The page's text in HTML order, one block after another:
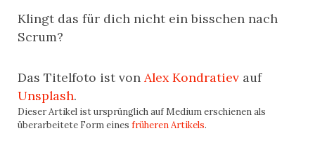
Klingt das für dich nicht ein bisschen nach
Scrum?
Das Titelfoto ist von Alex Kondratiev auf
Unsplash.
Dieser Artikel ist ursprünglich auf Medium erschienen als
überarbeitete Form eines früheren Artikels.